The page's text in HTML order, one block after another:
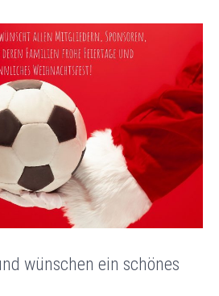
wünschen ein schönes